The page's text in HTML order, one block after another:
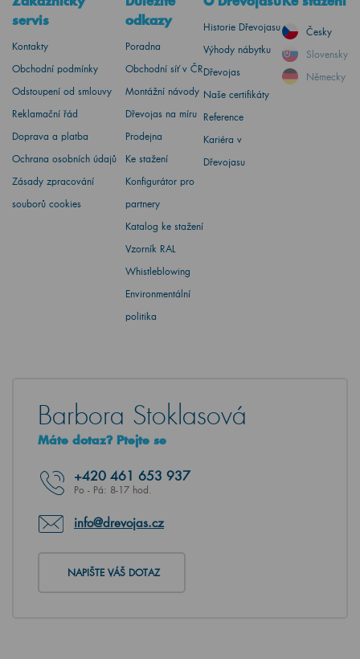
servis
Kontakty
Obchodní podmínky
Odstoupení od smlouvy
Reklamační řád
Doprava a platba
Ochrana osobních údajů
Zásady zpracování
souborů cookies
odkazy
Poradna
Obchodní síť v ČR
Montážní návody
Dřevojas na míru
Prodejna
Ke stažení
Konfigurátor pro
partnery
Katalog ke stažení
Vzorník RAL
Whistleblowing
Environmentální
politika
Historie Dřevojasu
Výhody nábytku
Dřevojas
Naše certifikáty
Reference
Kariéra v
Dřevojasu
Česky
Slovensky
Německy
Barbora Stoklasová
Máte dotaz? Ptejte se
+420 461 653 937
Po - Pá: 8-17 hod.
info@drevojas.cz
NAPIŠTE VÁŠ DOTAZ